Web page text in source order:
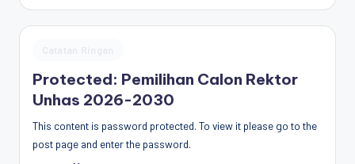
Protected: Pemilihan Calon Rektor
Unhas 2026-2030
This content is password protected. To view it please go to the
post page and enter the password.